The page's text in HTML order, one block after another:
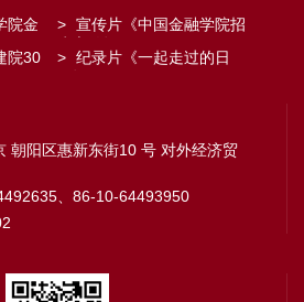
院金
> 宣传片《中国金融学院招
院30
> 纪录片《一起走过的日
朝阳区惠新东街10 号 对外经济贸
、86-10-64493950